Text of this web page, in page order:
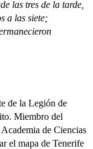
las tres de la tarde,
a las siete;
de la Legión de
Miembro del
de Ciencias
el mapa de Tenerife